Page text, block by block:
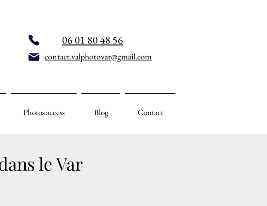
06 01 80 48 56
contact.valphotovar@gmail.com
Photos access Blog Contact
le Var